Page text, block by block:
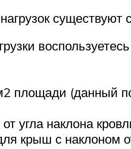
площади
угла наклона
крыш с наклоном